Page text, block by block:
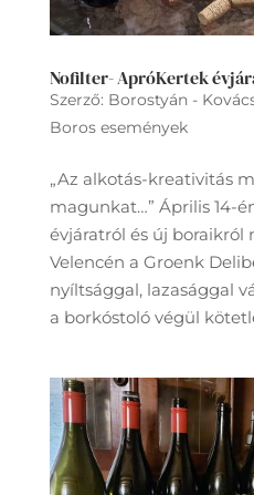
Nofilter- ApróKertek
Szerző: Borostyán -
Boros események
„Az alkotás-kreativitás
magunkat…” Április 14-
évjáratról és új boraikról
Velencén a Groenk
nyíltsággal, lazasággal
a borkóstoló végül